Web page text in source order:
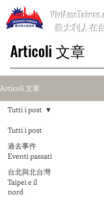
義大利人在
Articoli 文章
Articoli 文章
Tutti i post
過去事件
Eventi passati
台北與北台灣
Taipei e il
nord
Tutti i post